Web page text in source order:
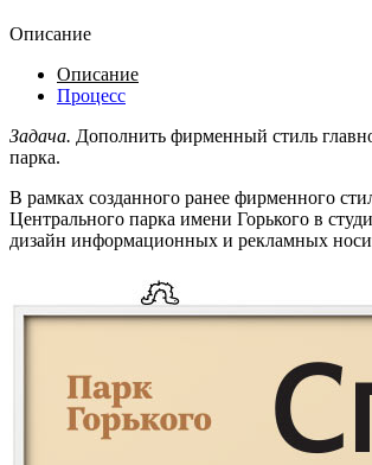
Описание
Описание
Процесс
Задача. Дополнить фирменный стиль
парка.
В рамках созданного ранее фирменного
Центрального парка имени Горького в
дизайн информационных и рекламных